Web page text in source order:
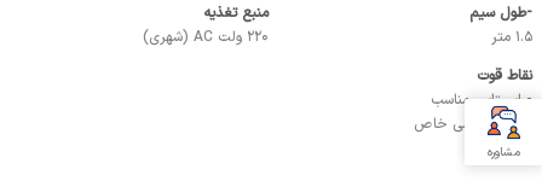
-طول سیم
1.5 متر
منبع تغذیه
220 ولت AC (شهری)
نقاط قوت
- ايستايي مناسب
- فرم هندسي خاص
مشاوره